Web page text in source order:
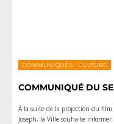
COMMUNIQUÉS • CULTURE
COMMUNIQUÉ DU
À la suite de la projection du film
Joseph, la Ville souhaite